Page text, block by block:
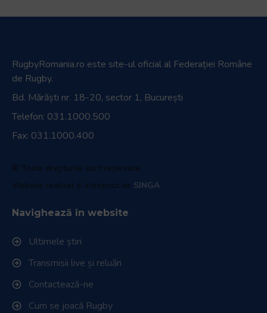
RugbyRomania.ro este site-ul oficial al Federației Române
de Rugby.
Bd. Mărăști nr. 18-20, sector 1, București
Telefon: 031.1000.500
Fax: 031.1000.400
© Toate drepturile sunt rezervate.
Website realizat și întreținut de SINGA
Navighează în website
Ultimele știri
Transmisii live și reluări
Contactează-ne
Cum se joacă Rugby